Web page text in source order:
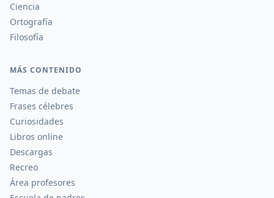
Ciencia
Ortografía
Filosofía
MÁS CONTENIDO
Temas de debate
Frases célebres
Curiosidades
Libros online
Descargas
Recreo
Área profesores